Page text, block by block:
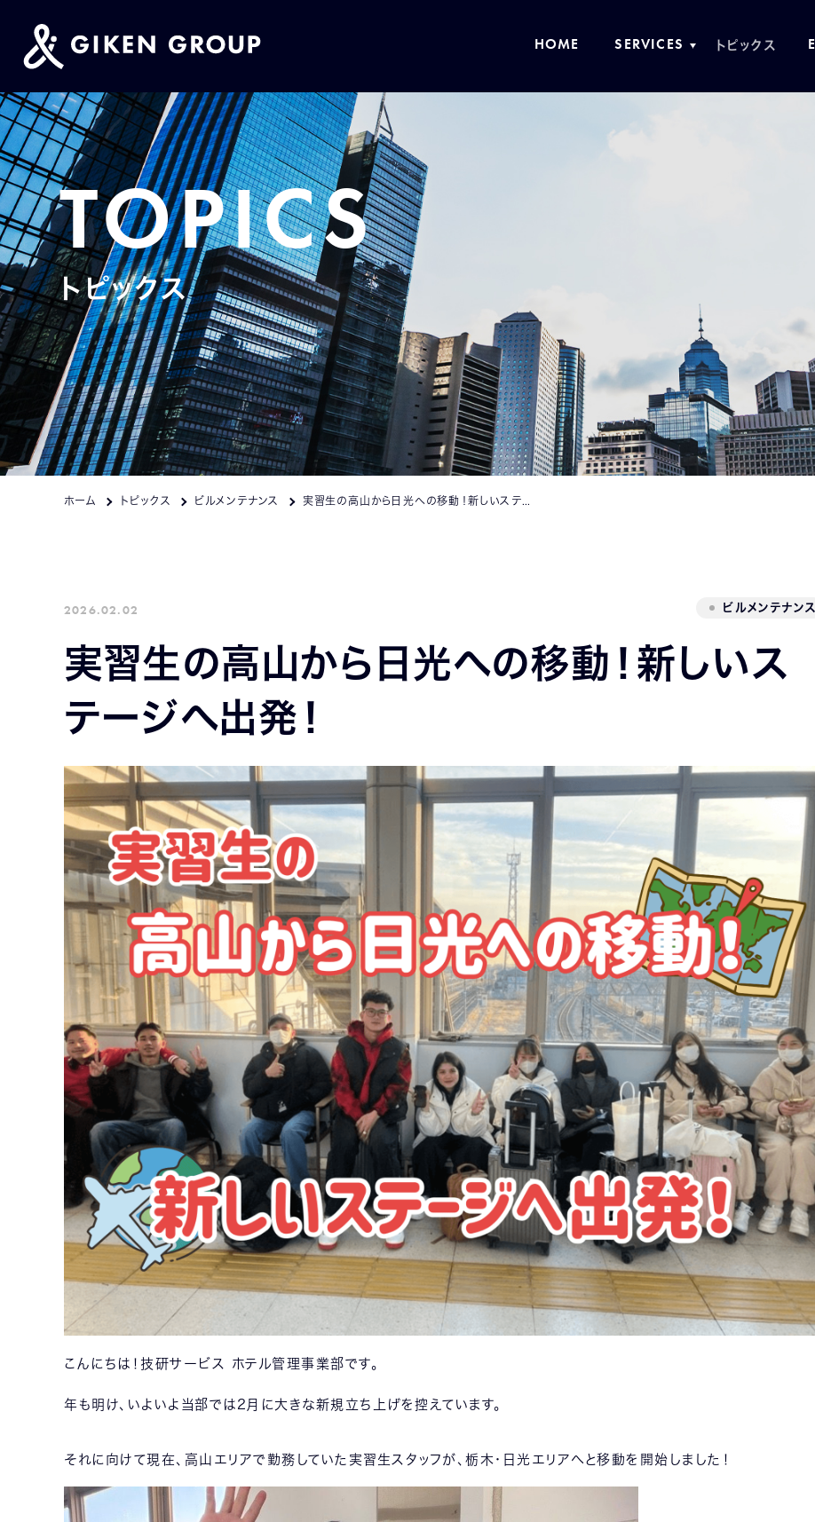
人材ソリューション
リブランディング
INNOVATOR’S
VILLAGE
トピックス
TOPICS
トピックス
ホーム トピックス ビルメンテナンス
2026.02.02 ビルメンテナンス
実習生の高山から日光への移動！新しいス
テージへ出発！
こんにちは！技研サービス ホテル管理事業部です。
年も明け、いよいよ当部では2月に大きな新規立ち上げを控えています。
それに向けて現在、高山エリアで勤務していた実習生スタッフが、栃木・日光エリアへと移動を開始しました！